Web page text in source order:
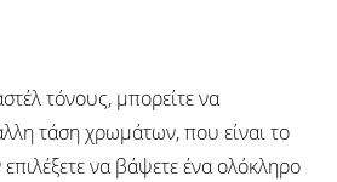
τόνους, μπορείτε να
τάση χρωμάτων, που είναι το
να βάψετε ένα ολόκληρο